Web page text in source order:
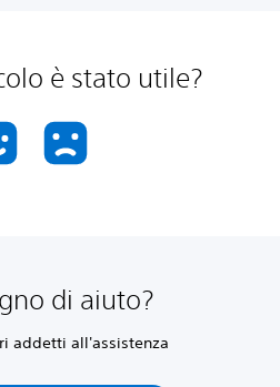
è stato utile?
di aiuto?
addetti all'assistenza